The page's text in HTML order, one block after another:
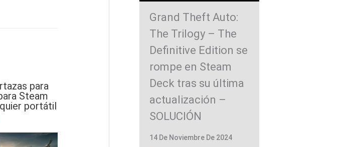
para
Steam
portátil
Grand Theft Auto:
The Trilogy – The
Definitive Edition se
rompe en Steam
Deck tras su última
actualización –
SOLUCIÓN
14 De Noviembre De 2024